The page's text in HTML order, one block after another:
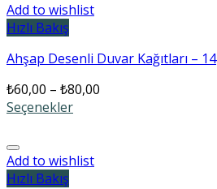
Add to wishlist
Hızlı Bakış
Ahşap Desenli Duvar Kağıtları – 14
₺60,00 – ₺80,00
Seçenekler
Add to wishlist
Hızlı Bakış